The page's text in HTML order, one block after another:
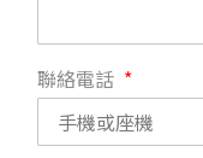
聯絡電話